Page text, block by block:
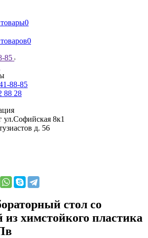
0
0
85
88-85
88 28
ул.Софийская 8к1
д. 56
стол со
химстойкого пластика